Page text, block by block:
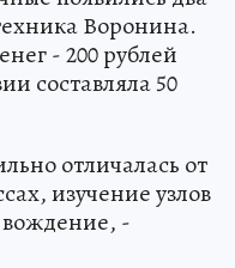
Воронина.
- 200 рублей
составляла 50
отличалась от
изучение узлов
вождение, -